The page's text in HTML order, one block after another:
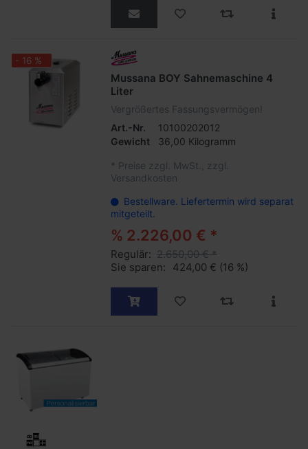
- 16 %
Mussana BOY Sahnemaschine 4
Liter
Vergrößertes Fassungsvermögen!
Art.-Nr.
10100202012
Gewicht
36,00 Kilogramm
* Preise zzgl. MwSt., zzgl.
Versandkosten
Bestellware. Liefertermin wird separat
mitgeteilt.
% 2.226,00 € *
Regulär: 2.650,00 € *
Sie sparen:
424,00 € (16 %)